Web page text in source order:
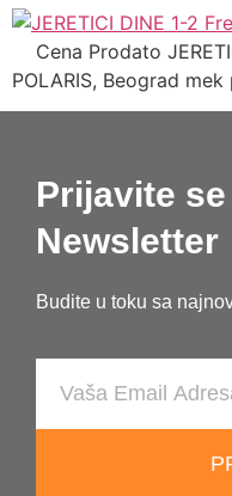
Cena Prodato
POLARIS, Beograd
Prijavite
Newsletter
Budite u toku sa